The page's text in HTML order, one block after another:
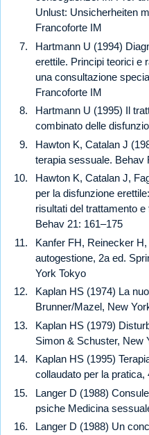
Unlust: Unsicherheiten
Francoforte IM
Hartmann U (1994)
erettile. Principi teorici e
una consultazione
Francoforte IM
Hartmann U (1995) Il
combinato delle
Hawton K, Catalan J
terapia sessuale. Behav
Hawton K, Catalan J,
per la disfunzione
risultati del trattamento
Behav 21: 161–175
Kanfer FH, Reinecker
autogestione, 2a ed.
York Tokyo
Kaplan HS (1974) La
Brunner/Mazel, New
Kaplan HS (1979)
Simon & Schuster, New
Kaplan HS (1995)
collaudato per la
Langer D (1988)
psiche Medicina
Langer D (1988) Un